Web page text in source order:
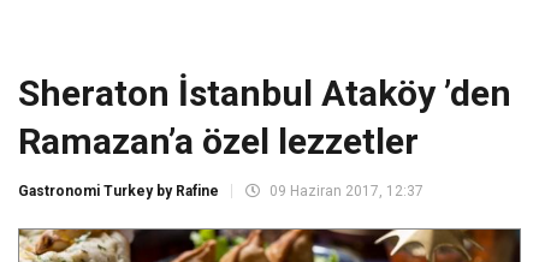
Sheraton İstanbul Ataköy ’den
Ramazan’a özel lezzetler
Gastronomi Turkey by Rafine 09 Haziran 2017, 12:37